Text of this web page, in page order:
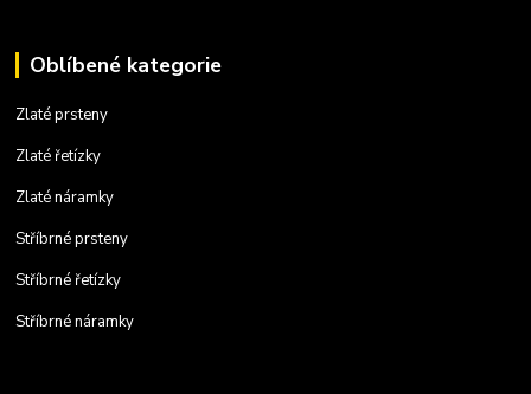
Oblíbené kategorie
Zlaté prsteny
Zlaté řetízky
Zlaté náramky
Stříbrné prsteny
Stříbrné řetízky
Stříbrné náramky